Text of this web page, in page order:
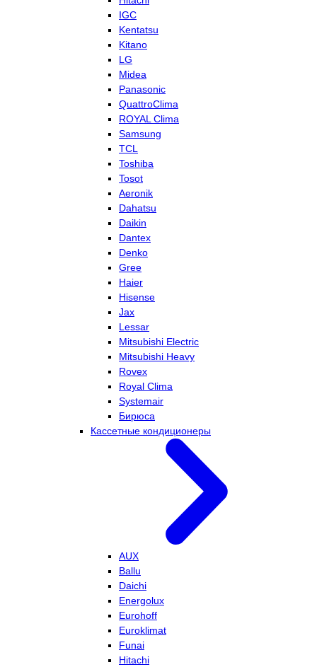
IGC
Kentatsu
Kitano
LG
Midea
Panasonic
QuattroClima
ROYAL Clima
Samsung
TCL
Toshiba
Tosot
Aeronik
Dahatsu
Daikin
Dantex
Denko
Gree
Haier
Hisense
Jax
Lessar
Mitsubishi Electric
Mitsubishi Heavy
Rovex
Royal Clima
Systemair
Бирюса
Кассетные кондиционеры
AUX
Ballu
Daichi
Energolux
Eurohoff
Euroklimat
Funai
Hitachi